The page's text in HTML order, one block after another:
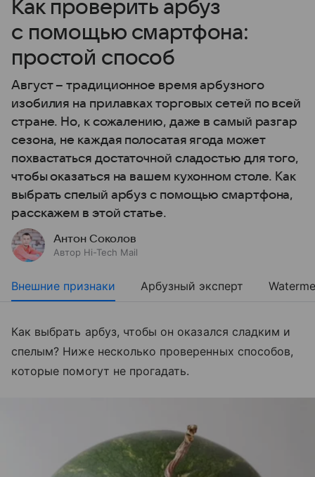
Как проверить арбуз
с помощью смартфона:
простой способ
Август – традиционное время арбузного
изобилия на прилавках торговых сетей по всей
стране. Но, к сожалению, даже в самый разгар
сезона, не каждая полосатая ягода может
похвастаться достаточной сладостью для того,
чтобы оказаться на вашем кухонном столе. Как
выбрать спелый арбуз с помощью смартфона,
расскажем в этой статье.
Антон Соколов
Автор Hi-Tech Mail
Внешние признаки Арбузный эксперт
Как выбрать арбуз, чтобы он оказался сладким и
спелым? Ниже несколько проверенных способов,
которые помогут не прогадать.